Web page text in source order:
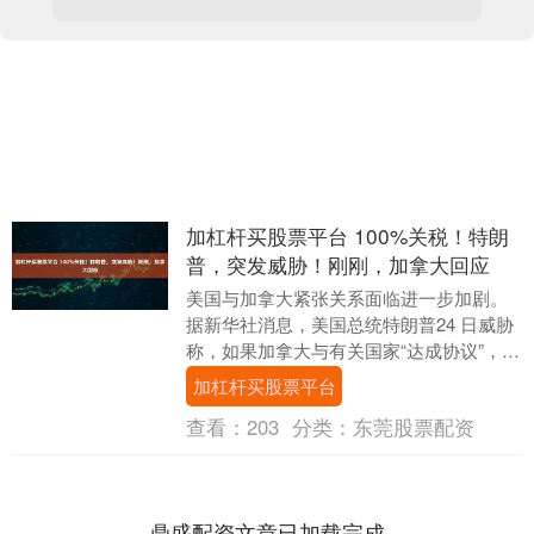
加杠杆买股票平台 100%关税！特朗
普，突发威胁！刚刚，加拿大回应
美国与加拿大紧张关系面临进一步加剧。
据新华社消息，美国总统特朗普24 日威胁
称，如果加拿大与有关国家“达成协议”，将
对进入美国的加拿大商品征收100%的关
税。....
加杠杆买股票平台
查看： 203 分类： 东莞股票配资